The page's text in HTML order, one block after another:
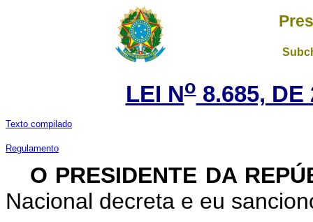
LEI No8.685, DE
Texto compilado
Regulamento
O PRESIDENTE DA
Nacional decreta e eu